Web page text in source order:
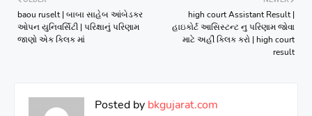
high court Assistant Result |
હાઇકોર્ટ આસિસ્ટન્ટ નુ પરિણામ જોવા
માટે અહીં ક્લિક કરો | high court
result
baou ruselt | બાબા સાહેબ આંબેડકર
ઓપન યુનિવર્સિટી | પરિક્ષાનું પરિણામ
જાણો એક ક્લિક માં
Posted by bkgujarat.com